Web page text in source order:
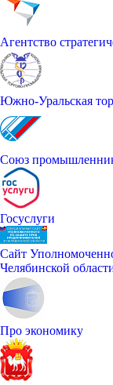
Агентство
Южно-Уральская
Союз
Госуслуги
Сайт
Челябинской
Про экономику